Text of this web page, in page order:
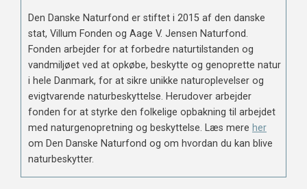
Den Danske Naturfond er stiftet i 2015 af den danske
stat, Villum Fonden og Aage V. Jensen Naturfond.
Fonden arbejder for at forbedre naturtilstanden og
vandmiljøet ved at opkøbe, beskytte og genoprette natur
i hele Danmark, for at sikre unikke naturoplevelser og
evigtvarende naturbeskyttelse. Herudover arbejder
fonden for at styrke den folkelige opbakning til arbejdet
med naturgenopretning og beskyttelse. Læs mere her
om Den Danske Naturfond og om hvordan du kan blive
naturbeskytter.